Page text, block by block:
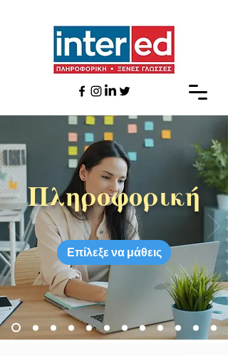
Πληροφορική
Επίλεξε να μάθεις